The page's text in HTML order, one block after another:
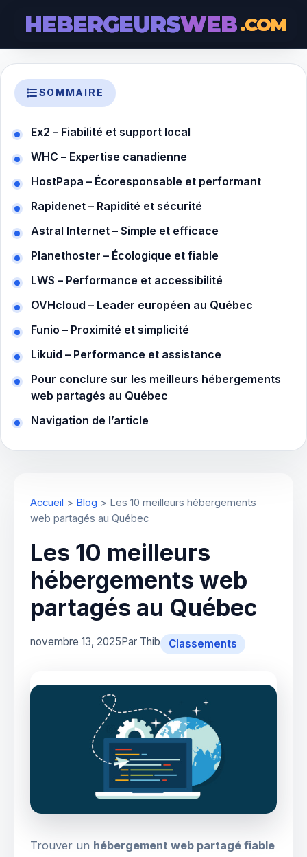
HEBERGEURSWEB.COM
SOMMAIRE
Ex2 – Fiabilité et support local
WHC – Expertise canadienne
HostPapa – Écoresponsable et performant
Rapidenet – Rapidité et sécurité
Astral Internet – Simple et efficace
Planethoster – Écologique et fiable
LWS – Performance et accessibilité
OVHcloud – Leader européen au Québec
Funio – Proximité et simplicité
Likuid – Performance et assistance
Pour conclure sur les meilleurs hébergements
web partagés au Québec
Navigation de l’article
Accueil > Blog > Les 10 meilleurs hébergements
web partagés au Québec
Les 10 meilleurs
hébergements web
partagés au Québec
novembre 13, 2025Par Thib Classements
Trouver un hébergement web partagé fiable